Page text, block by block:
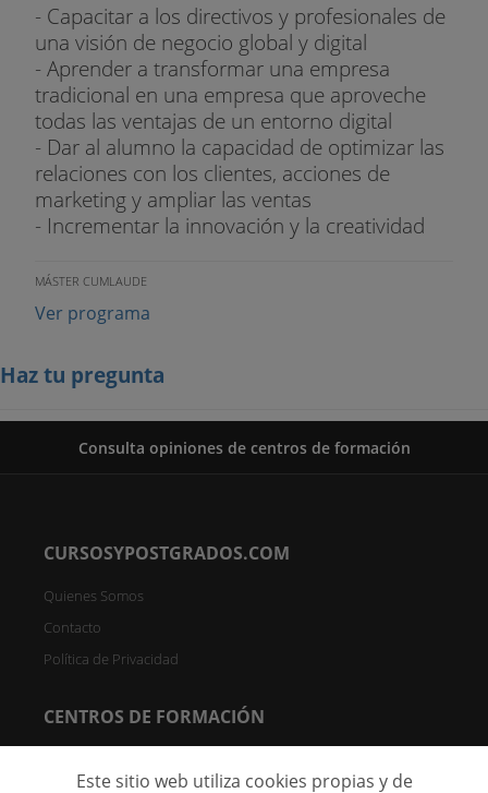
- Capacitar a los directivos y profesionales de
una visión de negocio global y digital
- Aprender a transformar una empresa
tradicional en una empresa que aproveche
todas las ventajas de un entorno digital
- Dar al alumno la capacidad de optimizar las
relaciones con los clientes, acciones de
marketing y ampliar las ventas
- Incrementar la innovación y la creatividad
MÁSTER CUMLAUDE
Ver programa
Haz tu pregunta
Consulta opiniones de centros de formación
CURSOSYPOSTGRADOS.COM
Quienes Somos
Contacto
Política de Privacidad
CENTROS DE FORMACIÓN
Este sitio web utiliza cookies propias y de